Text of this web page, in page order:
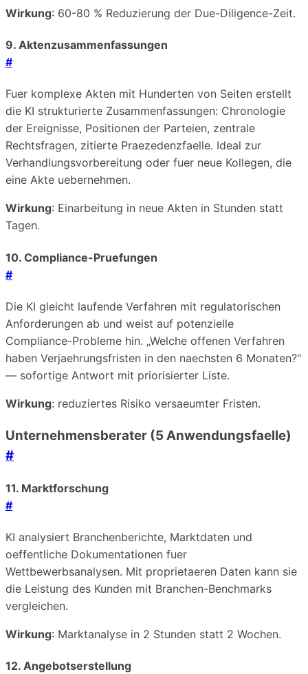
Wirkung: 60-80 % Reduzierung der Due-Diligence-Zeit.
9. Aktenzusammenfassungen
#
Fuer komplexe Akten mit Hunderten von Seiten erstellt
die KI strukturierte Zusammenfassungen: Chronologie
der Ereignisse, Positionen der Parteien, zentrale
Rechtsfragen, zitierte Praezedenzfaelle. Ideal zur
Verhandlungsvorbereitung oder fuer neue Kollegen, die
eine Akte uebernehmen.
Wirkung: Einarbeitung in neue Akten in Stunden statt
Tagen.
10. Compliance-Pruefungen
#
Die KI gleicht laufende Verfahren mit regulatorischen
Anforderungen ab und weist auf potenzielle
Compliance-Probleme hin. „Welche offenen Verfahren
haben Verjaehrungsfristen in den naechsten 6 Monaten?"
— sofortige Antwort mit priorisierter Liste.
Wirkung: reduziertes Risiko versaeumter Fristen.
Unternehmensberater (5 Anwendungsfaelle)
#
11. Marktforschung
#
KI analysiert Branchenberichte, Marktdaten und
oeffentliche Dokumentationen fuer
Wettbewerbsanalysen. Mit proprietaeren Daten kann sie
die Leistung des Kunden mit Branchen-Benchmarks
vergleichen.
Wirkung: Marktanalyse in 2 Stunden statt 2 Wochen.
12. Angebotserstellung